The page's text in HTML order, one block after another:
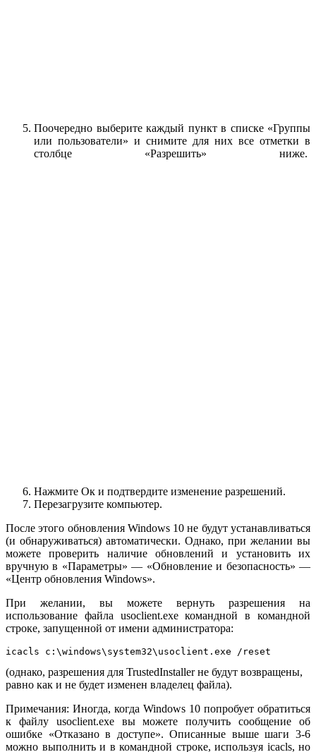
Поочередно выберите каждый пункт в списке «Группы
или пользователи» и снимите для них все отметки в
столбце «Разрешить» ниже.
Нажмите Ок и подтвердите изменение разрешений.
Перезагрузите компьютер.
После этого обновления Windows 10 не будут устанавливаться
(и обнаруживаться) автоматически. Однако, при желании вы
можете проверить наличие обновлений и установить их
вручную в «Параметры» — «Обновление и безопасность» —
«Центр обновления Windows».
При желании, вы можете вернуть разрешения на
использование файла usoclient.exe командной в командной
строке, запущенной от имени администратора:
icacls c:\windows\system32\usoclient.exe /reset
(однако, разрешения для TrustedInstaller не будут возвращены,
равно как и не будет изменен владелец файла).
Примечания: Иногда, когда Windows 10 попробует обратиться
к файлу usoclient.exe вы можете получить сообщение об
ошибке «Отказано в доступе». Описанные выше шаги 3-6
можно выполнить и в командной строке, используя icacls, но